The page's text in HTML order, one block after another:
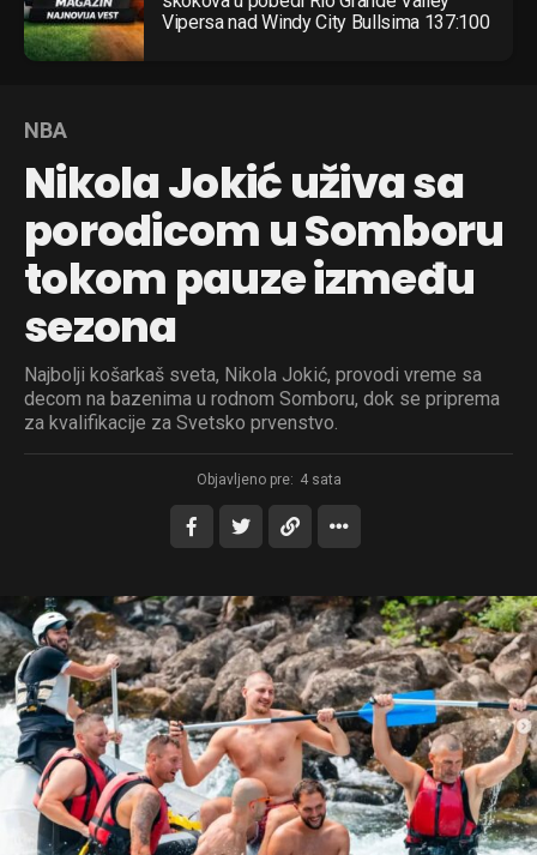
Vipersa nad Windy City Bullsima 137:100
NBA
Nikola Jokić uživa sa
porodicom u Somboru
tokom pauze između
sezona
Najbolji košarkaš sveta, Nikola Jokić, provodi vreme sa
decom na bazenima u rodnom Somboru, dok se priprema
za kvalifikacije za Svetsko prvenstvo.
Objavljeno pre: 4 sata